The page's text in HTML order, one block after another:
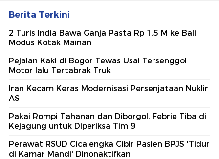
Berita Terkini
2 Turis India Bawa Ganja Pasta Rp 1,5 M ke Bali
Modus Kotak Mainan
Pejalan Kaki di Bogor Tewas Usai Tersenggol
Motor lalu Tertabrak Truk
Iran Kecam Keras Modernisasi Persenjataan Nuklir
AS
Pakai Rompi Tahanan dan Diborgol, Febrie Tiba di
Kejagung untuk Diperiksa Tim 9
Perawat RSUD Cicalengka Cibir Pasien BPJS 'Tidur
di Kamar Mandi' Dinonaktifkan